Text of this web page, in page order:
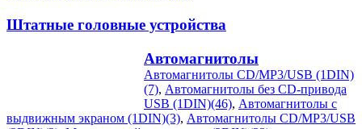
Штатные головные устройства
Автомагнитолы
Автомагнитолы CD/MP3/USB (1DIN)
(7), Автомагнитолы без CD-привода
USB (1DIN)(46), Автомагнитолы с
выдвижным экраном (1DIN)(3), Автомагнитолы CD/MP3/USB